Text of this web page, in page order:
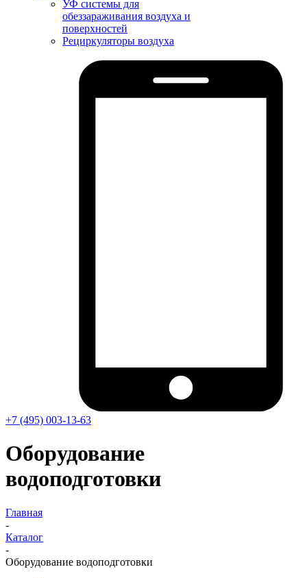
УФ системы для
обеззараживания воздуха и
поверхностей
Рециркуляторы воздуха
+7 (495) 003-13-63
Оборудование
водоподготовки
Главная
-
Каталог
-
Оборудование водоподготовки